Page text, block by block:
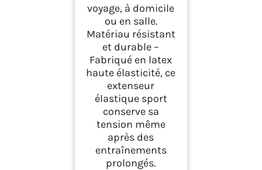
voyage, à domicile
ou en salle.
Matériau résistant
et durable –
Fabriqué en latex
haute élasticité, ce
extenseur
élastique sport
conserve sa
tension même
après des
entraînements
prolongés.